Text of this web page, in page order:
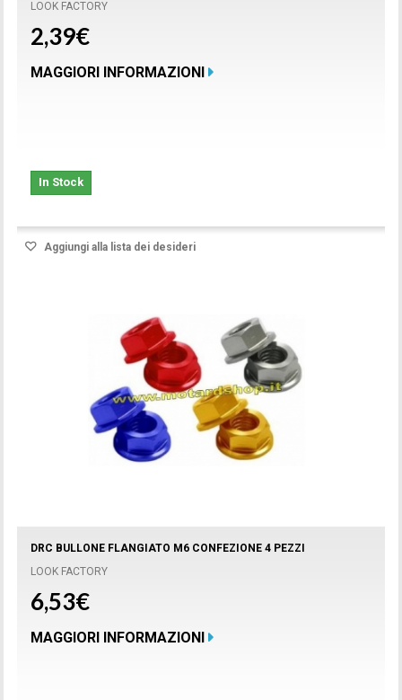
LOOK FACTORY
2,39€
MAGGIORI INFORMAZIONI
In Stock
Aggiungi alla lista dei desideri
DRC BULLONE FLANGIATO M6 CONFEZIONE 4 PEZZI
LOOK FACTORY
6,53€
MAGGIORI INFORMAZIONI